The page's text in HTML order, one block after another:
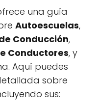
una guía
Autoescuelas,
Conducción,
Conductores, y
Aquí puedes
sobre
sus: